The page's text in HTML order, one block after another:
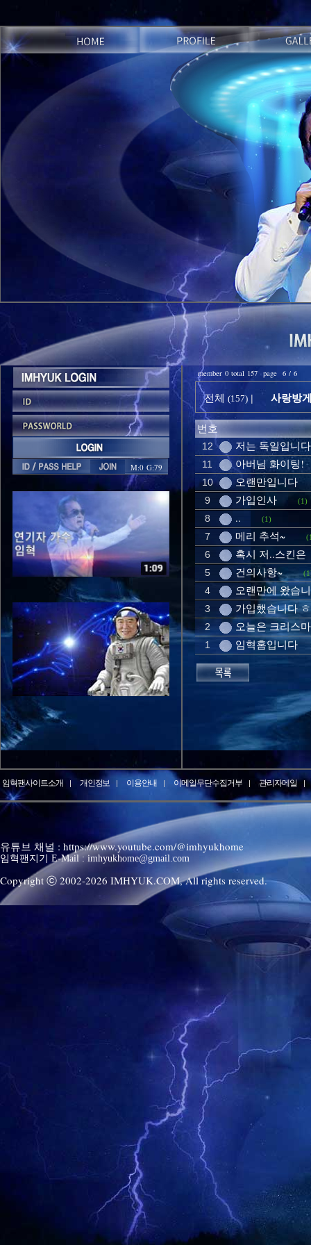
M:0 G:79
member 0 total 157 page 6 / 6
전체 (157) | 사랑방
번호
12 저는 독일입니다
11 아버님 화이팅!
10 오랜만입니다
9 가입인사 (1)
8 .. (1)
7 메리 추석~
6 혹시 저..스킨은
5 건의사항~
4 오랜만에 왔습
3 가입했습니다 ㅎ
2 오늘은 크리스
1 임혁홈입니다
임혁팬사이트소개 개인정보 이용안내 이메일무단수집거부 관리자메일
유튜브 채널 : https://www.youtube.com/@imhyukhome
임혁팬지기 E-Mail : imhyukhome@gmail.com
Copyright ⓒ 2002-2026 IMHYUK.COM,All rights reserved.